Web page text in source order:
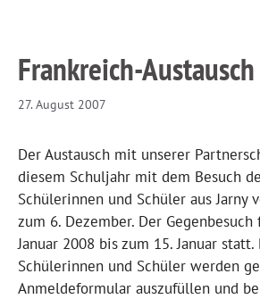
Frankreich-
27. August 2007
Der Austausch mit unserer
diesem Schuljahr mit dem Besuch
Schülerinnen und Schüler aus Jarny
zum 6. Dezember. Der
Januar 2008 bis zum 15. Januar
Schülerinnen und Schüler werden
Anmeldeformular auszufüllen und